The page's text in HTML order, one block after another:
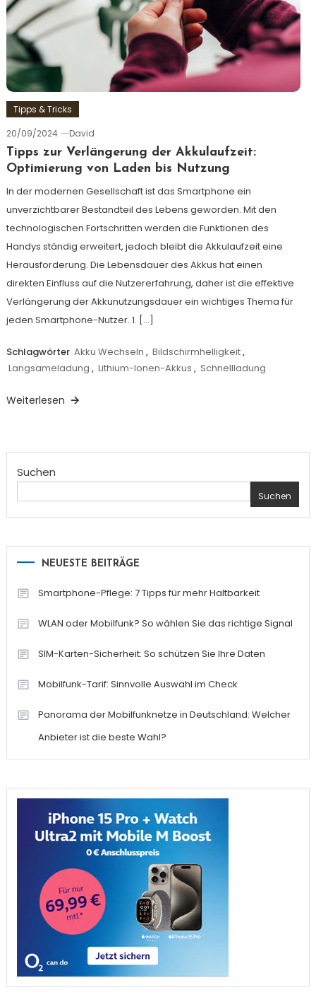
Tipps & Tricks
20/09/2024
David
Tipps zur Verlängerung der Akkulaufzeit:
Optimierung von Laden bis Nutzung
In der modernen Gesellschaft ist das Smartphone ein
unverzichtbarer Bestandteil des Lebens geworden. Mit den
technologischen Fortschritten werden die Funktionen des
Handys ständig erweitert, jedoch bleibt die Akkulaufzeit eine
Herausforderung. Die Lebensdauer des Akkus hat einen
direkten Einfluss auf die Nutzererfahrung, daher ist die effektive
Verlängerung der Akkunutzungsdauer ein wichtiges Thema für
jeden Smartphone-Nutzer. 1. […]
Schlagwörter Akku Wechseln , Bildschirmhelligkeit,
Langsameladung , Lithium-Ionen-Akkus , Schnellladung
Weiterlesen
Suchen
Suchen
NEUESTE BEITRÄGE
Smartphone-Pflege: 7 Tipps für mehr Haltbarkeit
WLAN oder Mobilfunk? So wählen Sie das richtige Signal
SIM-Karten-Sicherheit: So schützen Sie Ihre Daten
Mobilfunk-Tarif: Sinnvolle Auswahl im Check
Panorama der Mobilfunknetze in Deutschland: Welcher
Anbieter ist die beste Wahl?